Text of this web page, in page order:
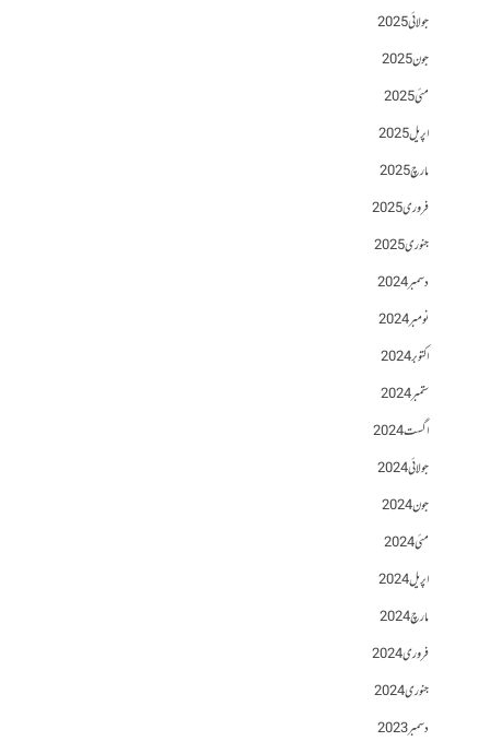
جولائی 2025
جون 2025
مئی 2025
اپریل 2025
مارچ 2025
فروری 2025
جنوری 2025
دسمبر 2024
نومبر 2024
اکتوبر 2024
ستمبر 2024
اگست 2024
جولائی 2024
جون 2024
مئی 2024
اپریل 2024
مارچ 2024
فروری 2024
جنوری 2024
دسمبر 2023